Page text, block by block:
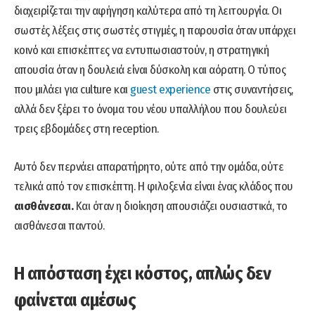
διαχειρίζεται την αφήγηση καλύτερα από τη λειτουργία. Οι
σωστές λέξεις στις σωστές στιγμές, η παρουσία όταν υπάρχει
κοινό και επισκέπτες να εντυπωσιαστούν, η στρατηγική
απουσία όταν η δουλειά είναι δύσκολη και αόρατη. Ο τύπος
που μιλάει για culture και guest experience στις συναντήσεις,
αλλά δεν ξέρει το όνομα του νέου υπαλλήλου που δουλεύει
τρεις εβδομάδες στη reception.
Αυτό δεν περνάει απαρατήρητο, ούτε από την ομάδα, ούτε
τελικά από τον επισκέπτη. Η φιλοξενία είναι ένας κλάδος που
αισθάνεσαι.Και όταν η διοίκηση απουσιάζει ουσιαστικά, το
αισθάνεσαι παντού.
Η απόσταση έχει κόστος, απλώς δεν
φαίνεται αμέσως